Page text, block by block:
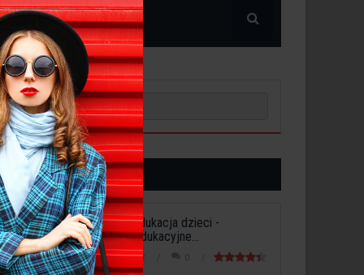
NOWE POSTY
Wczesna edukacja dzieci -
Potrzeby edukacyjne...
3 maja 2022 0